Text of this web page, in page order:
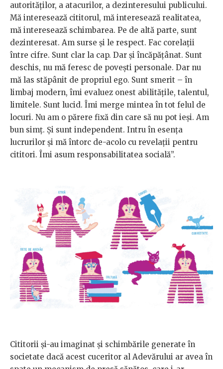
autorităților, a atacurilor, a dezinteresului publicului.
Mă interesează cititorul, mă interesează realitatea,
mă interesează schimbarea. Pe de altă parte, sunt
dezinteresat. Am surse și le respect. Fac corelații
între cifre. Sunt clar la cap. Dar și încăpățânat. Sunt
deschis, nu mă feresc de povești personale. Dar nu
mă las stăpânit de propriul ego. Sunt smerit – în
limbaj modern, îmi evaluez onest abilitățile, talentul,
limitele. Sunt lucid. Îmi merge mintea în tot felul de
locuri. Nu am o părere fixă din care să nu pot ieși. Am
bun simț. Și sunt independent. Intru în esența
lucrurilor și mă întorc de-acolo cu revelații pentru
cititori. Îmi asum responsabilitatea socială”.
Cititorii şi-au imaginat şi schimbările generate în
societate dacă acest cuceritor al Adevărului ar avea în